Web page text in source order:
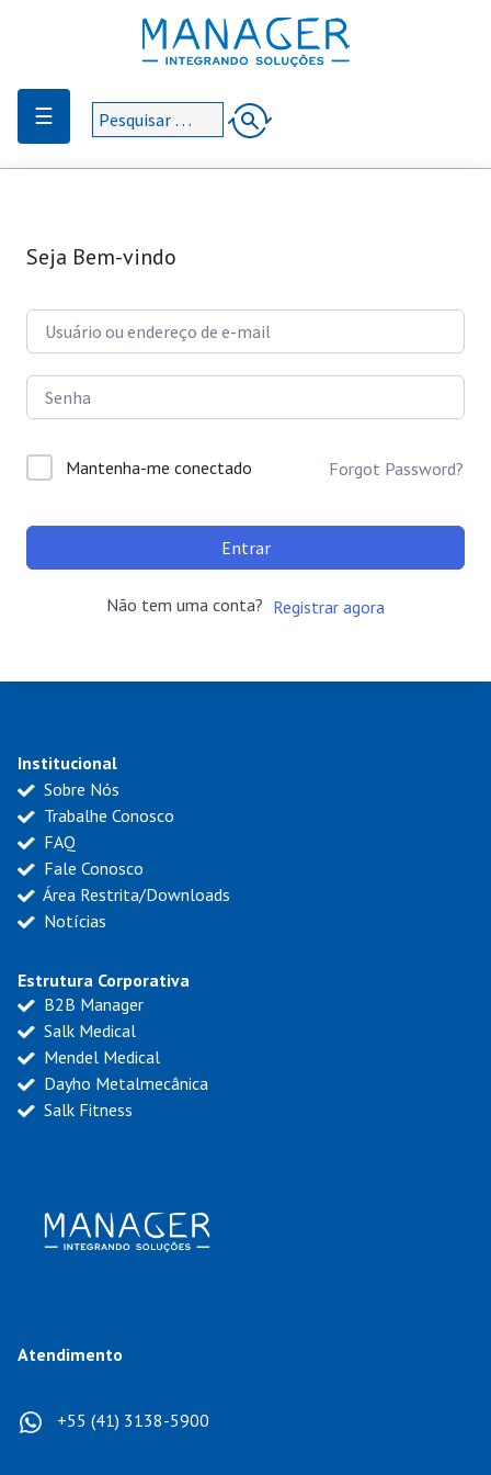
☰
Seja Bem-vindo
Mantenha-me conectado Forgot Password?
Entrar
Não tem uma conta? Registrar agora
Institucional
Sobre Nós
Trabalhe Conosco
FAQ
Fale Conosco
Área Restrita/Downloads
Notícias
Estrutura Corporativa
B2B Manager
Salk Medical
Mendel Medical
Dayho Metalmecânica
Salk Fitness
Atendimento
+55 (41) 3138-5900